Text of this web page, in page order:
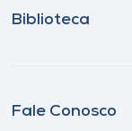
Biblioteca
Fale Conosco